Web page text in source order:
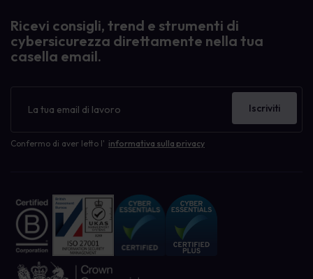
Ricevi consigli, trend e strumenti di
cybersicurezza direttamente nella tua
casella email.
Confermo di aver letto l' informativa sulla privacy
Iscriviti